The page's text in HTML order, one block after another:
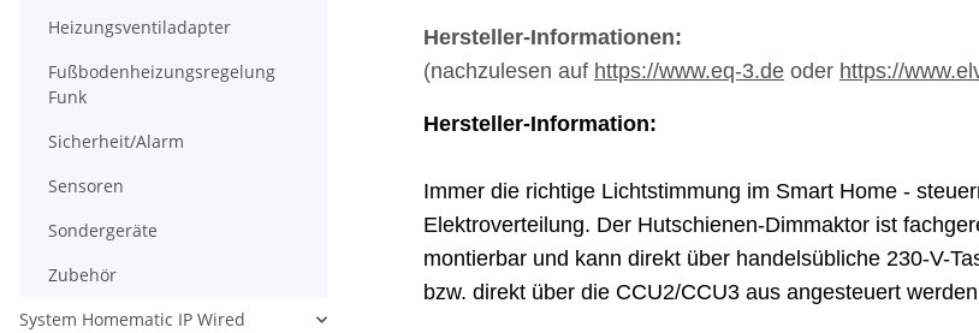
Hersteller-Informationen:
(nachzulesen auf https://www.eq-3.de oder https://
Hersteller-Information:
Immer die richtige Lichtstimmung im Smart Home -
Elektroverteilung. Der Hutschienen-Dimmaktor ist
montierbar und kann direkt über handelsübliche 230-V-
bzw. direkt über die CCU2/CCU3 aus angesteuert
Heizungsventiladapter
Fußbodenheizungsregelung
Funk
Sicherheit/Alarm
Sensoren
Sondergeräte
Zubehör
System Homematic IP Wired